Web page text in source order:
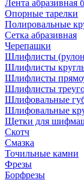
Лента абразивная
Опорные тарелки
Полировальные
Сетка абразивная
Черепашки
Шлифлисты
Шлифлисты
Шлифлисты
Шлифлисты
Шлифовальные
Шлифовальные
Щетки для
Скотч
Смазка
Точильные камни
Фрезы
Борфрезы